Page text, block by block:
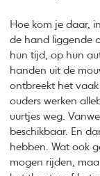
Hoe kom je daar,
de hand liggende
hun tijd, op hun
handen uit de
ontbreekt het vaak
ouders werken
uurtjes weg.
beschikbaar. En
hebben. Wat ook
mogen rijden,